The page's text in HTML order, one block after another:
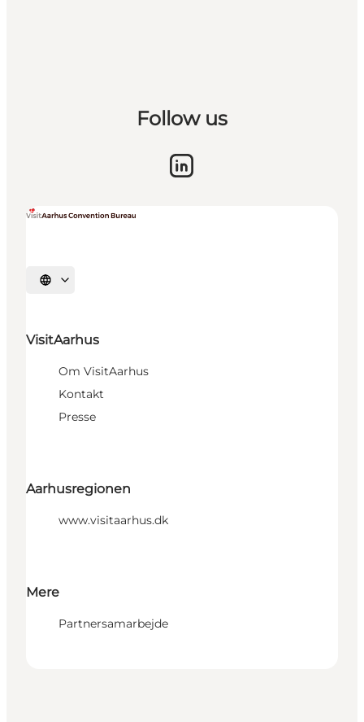
Follow us
Vælg sprog
VisitAarhus
Om VisitAarhus
Kontakt
Presse
Aarhusregionen
www.visitaarhus.dk
Mere
Partnersamarbejde